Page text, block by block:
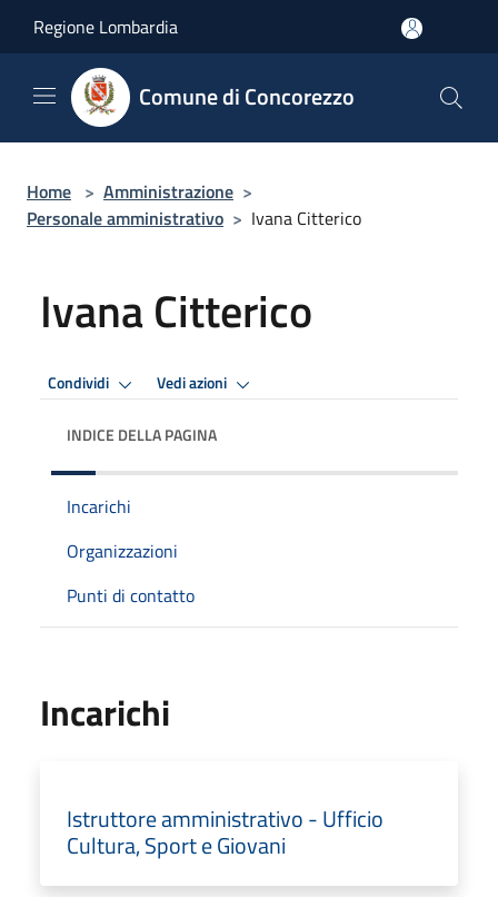
Regione Lombardia
Comune di Concorezzo
Home > Amministrazione >
Personale amministrativo > Ivana Citterico
Ivana Citterico
Condividi Vedi azioni
INDICE DELLA PAGINA
Incarichi
Organizzazioni
Punti di contatto
Incarichi
Istruttore amministrativo - Ufficio
Cultura, Sport e Giovani